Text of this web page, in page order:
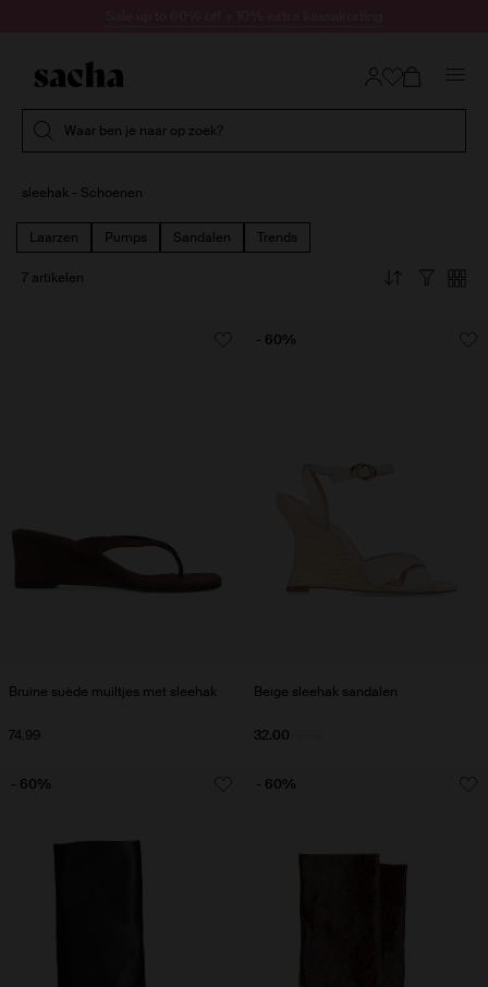
Waar ben je naar op zoek?
sleehak - Schoenen
Laarzen Pumps Sandalen Trends
7 artikelen
Bruine suède muiltjes met sleehak
74.99
Beige sleehak sandalen
32.00
- 60%
- 60% - 60%